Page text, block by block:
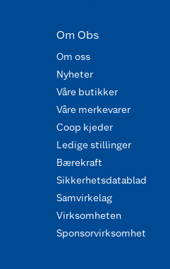
Om Obs
Om oss
Nyheter
Våre butikker
Våre merkevarer
Coop kjeder
Ledige stillinger
Bærekraft
Sikkerhetsdatablad
Samvirkelag
Virksomheten
Sponsorvirksomhet